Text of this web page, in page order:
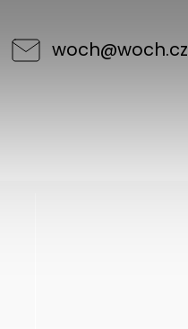
woch@woch.cz